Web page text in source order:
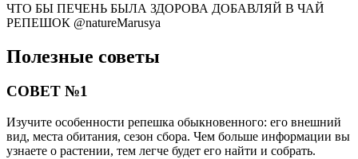
ЧТО БЫ ПЕЧЕНЬ БЫЛА ЗДОРОВА ДОБАВЛЯЙ В ЧАЙ
РЕПЕШОК @natureMarusya
Полезные советы
СОВЕТ №1
Изучите особенности репешка обыкновенного: его внешний
вид, места обитания, сезон сбора. Чем больше информации вы
узнаете о растении, тем легче будет его найти и собрать.